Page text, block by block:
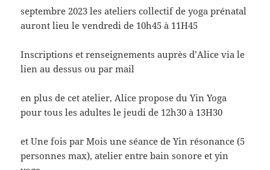
septembre 2023 les ateliers collectif de yoga prénatal
auront lieu le vendredi de 10h45 à 11H45
Inscriptions et renseignements auprès d’Alice via le
lien au dessus ou par mail
en plus de cet atelier, Alice propose du Yin Yoga
pour tous les adultes le jeudi de 12h30 à 13H30
et Une fois par Mois une séance de Yin résonance (5
personnes max), atelier entre bain sonore et yin